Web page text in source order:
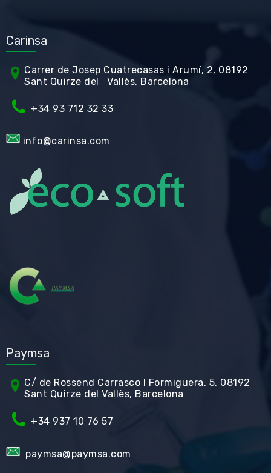
Carinsa
Carrer de Josep Cuatrecasas i Arumí, 2, 08192
Sant Quirze del Vallès, Barcelona
+34 93 712 32 33
info@carinsa.com
Paymsa
C/ de Rossend Carrasco I Formiguera, 5, 08192
Sant Quirze del Vallès, Barcelona
+34 937 10 76 57
paymsa@paymsa.com